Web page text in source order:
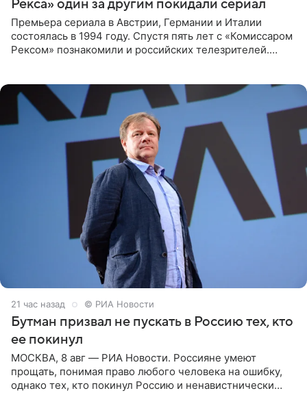
Рекса» один за другим покидали сериал
Премьера сериала в Австрии, Германии и Италии
состоялась в 1994 году. Спустя пять лет с «Комиссаром
Рексом» познакомили и российских телезрителей.
21 час назад © РИА Новости
Бутман призвал не пускать в Россию тех, кто
ее покинул
МОСКВА, 8 авг — РИА Новости. Россияне умеют
прощать, понимая право любого человека на ошибку,
однако тех, кто покинул Россию и ненавистнически